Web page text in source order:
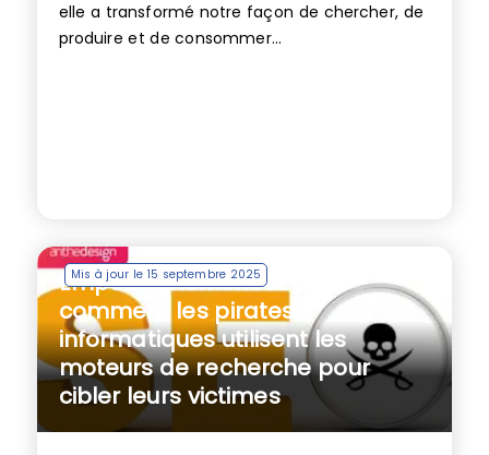
elle a transformé notre façon de chercher, de
produire et de consommer...
Mis à jour le 15 septembre 2025
Empoisonnement SEO :
comment les pirates
informatiques utilisent les
moteurs de recherche pour
cibler leurs victimes